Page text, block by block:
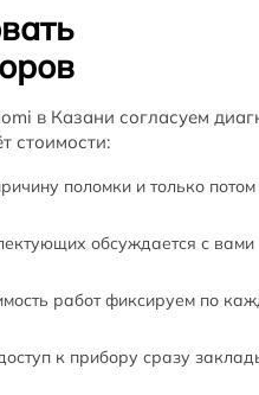
в Казани согласуем
стоимости:
поломки и только потом
обсуждается с вами
работ фиксируем по
к прибору сразу